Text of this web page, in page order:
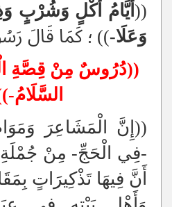
((أَيَّامُ أَكْلٍ وَشُرْبٍ
وَعَلَا-)) ؛ كَمَا قَالَ
((دُرُوسٌ مِنْ قِصَّةِ
السَّلَامُ-
((إِنَّ الْمَشَاعِرَ
-فِي الْحَجِّ- مِنْ جُمْلَةِ
أَنَّ فِيهَا تَذْكِيرَاتٍ